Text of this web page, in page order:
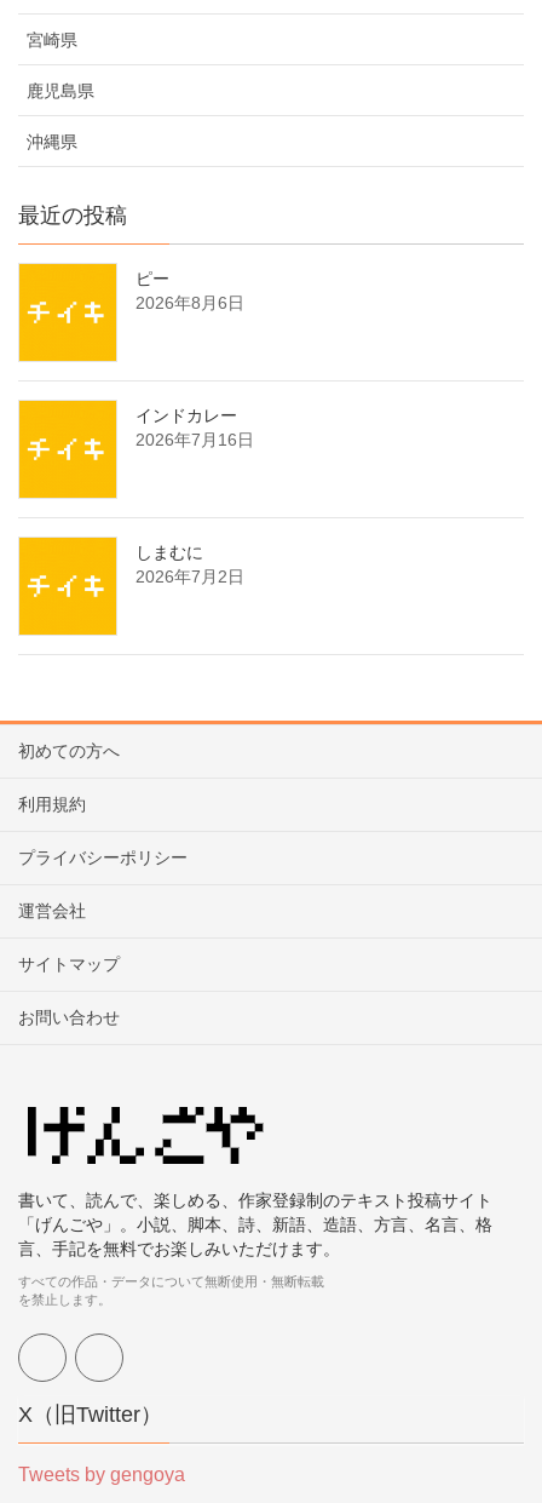
宮崎県
鹿児島県
沖縄県
最近の投稿
ピー
2026年8月6日
インドカレー
2026年7月16日
しまむに
2026年7月2日
初めての方へ
利用規約
プライバシーポリシー
運営会社
サイトマップ
お問い合わせ
書いて、読んで、楽しめる、作家登録制のテキスト投稿サイト
「げんごや」。小説、脚本、詩、新語、造語、方言、名言、格
言、手記を無料でお楽しみいただけます。
すべての作品・データについて無断使用・無断転載
を禁止します。
X（旧Twitter）
Tweets by gengoya